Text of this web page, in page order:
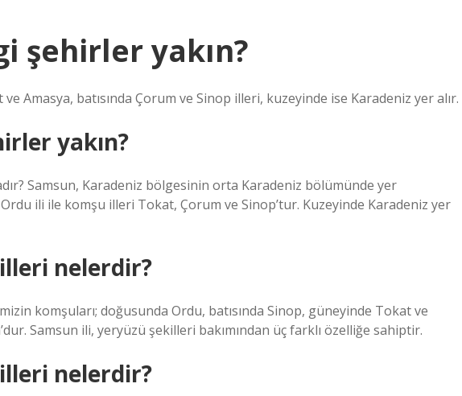
şehirler yakın?
Amasya, batısında Çorum ve Sinop illeri, kuzeyinde ise Karadeniz yer alır.
yakın?
Samsun, Karadeniz bölgesinin orta Karadeniz bölümünde yer
ili ile komşu illeri Tokat, Çorum ve Sinop’tur. Kuzeyinde Karadeniz yer
nelerdir?
komşuları; doğusunda Ordu, batısında Sinop, güneyinde Tokat ve
Samsun ili, yeryüzü şekilleri bakımından üç farklı özelliğe sahiptir.
nelerdir?